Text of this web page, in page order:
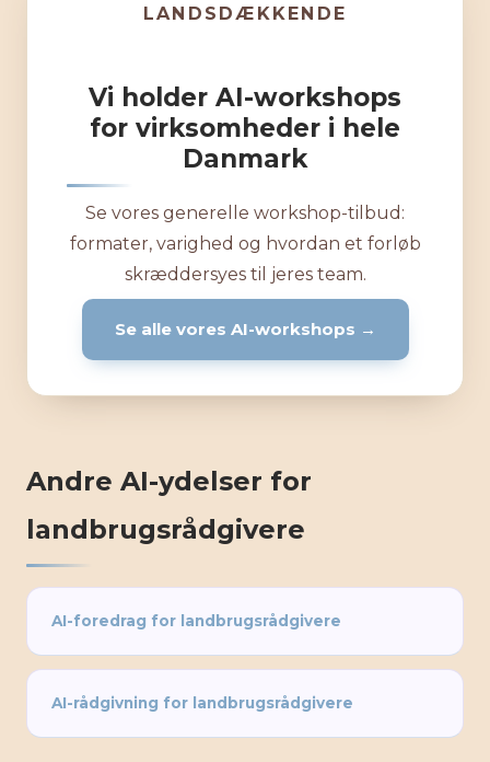
LANDSDÆKKENDE
Vi holder AI-workshops
for virksomheder i hele
Danmark
Se vores generelle workshop-tilbud:
formater, varighed og hvordan et forløb
skræddersyes til jeres team.
Se alle vores AI-workshops →
Andre AI-ydelser for
landbrugsrådgivere
AI-foredrag for landbrugsrådgivere
AI-rådgivning for landbrugsrådgivere